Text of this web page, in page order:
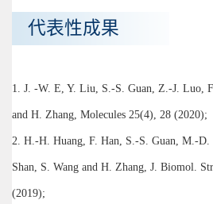
代表性成果
1. J. -W. E, Y. Liu, S.-S. Guan, Z.-J. Luo,
and H. Zhang, Molecules 25(4), 28 (2020);
2. H.-H. Huang, F. Han, S.-S. Guan, M.-D.
Shan, S. Wang and H. Zhang, J. Biomol.
(2019);